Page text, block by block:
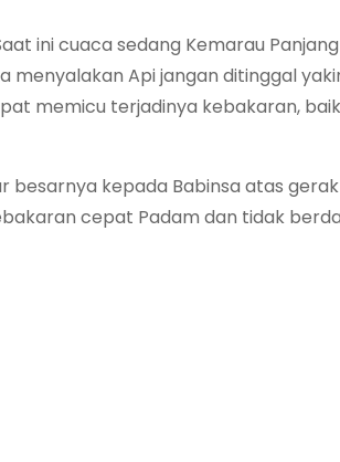
ini cuaca sedang Kemarau
Api jangan ditinggal
memicu terjadinya kebakaran,
besarnya kepada Babinsa atas
cepat Padam dan tidak